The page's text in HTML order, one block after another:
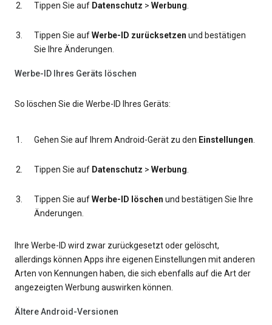
Tippen Sie auf Datenschutz > Werbung.
Tippen Sie aufWerbe-ID zurücksetzen und bestätigen
Sie Ihre Änderungen.
Werbe-ID Ihres Geräts löschen
So löschen Sie die Werbe-ID Ihres Geräts:
Gehen Sie auf Ihrem Android-Gerät zu den Einstellungen.
Tippen Sie auf Datenschutz > Werbung.
Tippen Sie aufWerbe-ID löschen und bestätigen Sie Ihre
Änderungen.
Ihre Werbe-ID wird zwar zurückgesetzt oder gelöscht,
allerdings können Apps ihre eigenen Einstellungen mit anderen
Arten von Kennungen haben, die sich ebenfalls auf die Art der
angezeigten Werbung auswirken können.
Ältere Android-Versionen